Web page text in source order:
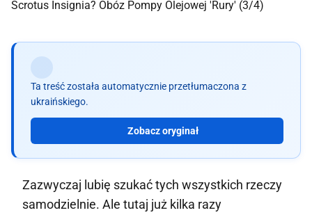
Ta treść została automatycznie przetłumaczona z
ukraińskiego.
Zobacz oryginał
Zazwyczaj lubię szukać tych wszystkich rzeczy
samodzielnie. Ale tutaj już kilka razy